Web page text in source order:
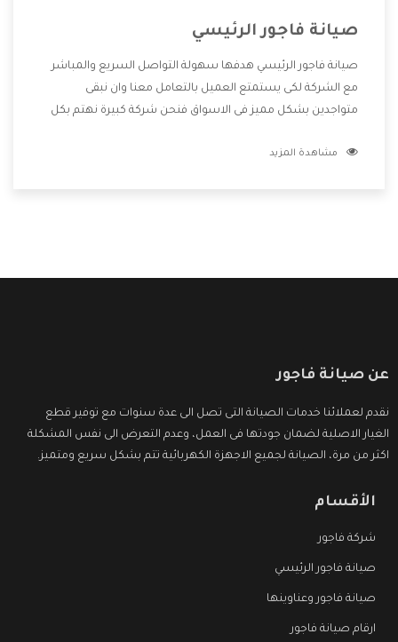
صيانة فاجور الرئيسي
صيانة فاجور الرئيسي هدفها سهولة التواصل السريع والمباشر
مع الشركة لكى يستمتع العميل بالتعامل معنا وان نبقى
متواجدين بشكل مميز فى الاسواق فنحن شركة كبيرة نهتم بكل
الشركة بها والتى تكون منها خدمة الصيانة التى تكون من أهم
مشاهدة المزيد
عن صيانة فاجور
نقدم لعملائنا خدمات الصيانة التى تصل الى عدة سنوات مع توفير قطع
الغيار الاصلية لضمان جودتها فى العمل، وعدم التعرض الى نفس المشكلة
اكثر من مرة، الصيانة لجميع الاجهزة الكهربائية تتم بشكل سريع ومتميز.
الأقسام
شركة فاجور
صيانة فاجور الرئيسي
صيانة فاجور وعناوينها
ارقام صيانة فاجور